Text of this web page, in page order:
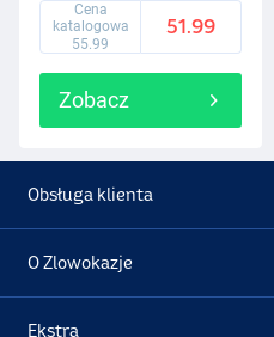
Cena
katalogowa
55.99
51.99
Zobacz
Obsługa klienta
O Zlowokazje
Ekstra